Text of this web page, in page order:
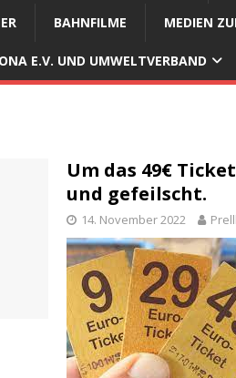
BAHNFILME MEDIEN
E.V. UND UMWELTVERBAND
Um das 49€
und gefeilscht.
14. November 2022